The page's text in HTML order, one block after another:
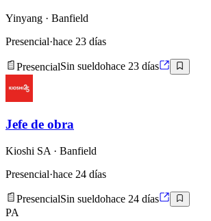
Yinyang · Banfield
Presencial·hace 23 días
PresencialSin sueldohace 23 días
Jefe de obra
Kioshi SA · Banfield
Presencial·hace 24 días
PresencialSin sueldohace 24 días
PA